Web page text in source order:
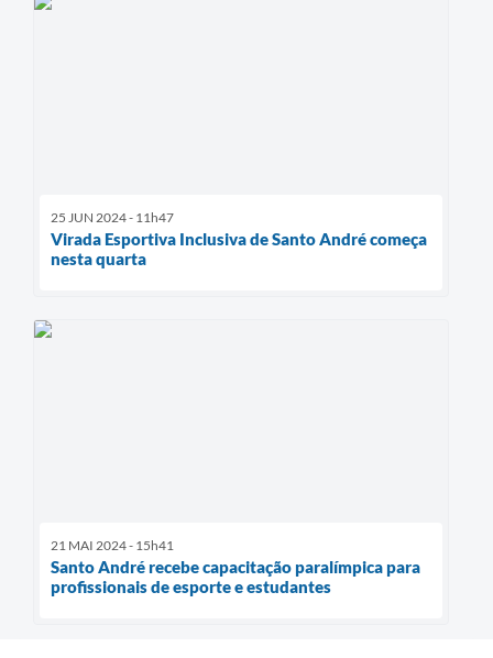
25 JUN 2024 - 11h47
Virada Esportiva Inclusiva de Santo André começa
nesta quarta
21 MAI 2024 - 15h41
Santo André recebe capacitação paralímpica para
profissionais de esporte e estudantes